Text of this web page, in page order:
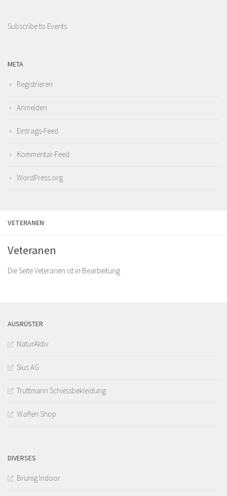
VETERANEN
Veteranen
Die Seite Veteranen ist in Bearbeitung
Subscribe to Events
META
Registrieren
Anmelden
Eintrags-Feed
Kommentar-Feed
WordPress.org
AUSRÜSTER
NaturAktiv
Sius AG
Truttmann Schiessbekleidung
Waffen Shop
DIVERSES
Brünig Indoor